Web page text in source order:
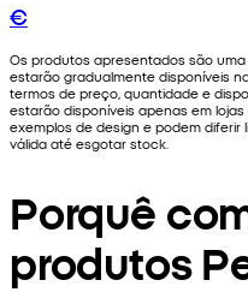
€
Os produtos apresentados são
estarão gradualmente disponíveis
termos de preço, quantidade e
estarão disponíveis apenas em
exemplos de design e podem
válida até esgotar stock.
Porquê
produtos